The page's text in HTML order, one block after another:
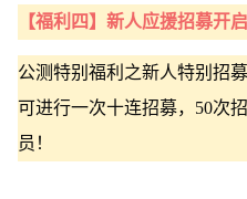
【福利四】新人应援招募开启
公测特别福利之新人特别招
可进行一次十连招募，50次
员！